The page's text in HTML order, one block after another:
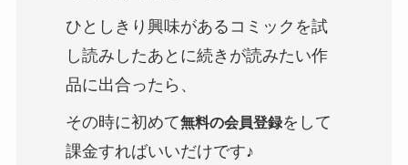
ひとしきり興味があるコミックを試
し読みしたあとに続きが読みたい作
品に出合ったら、
その時に初めて無料の会員登録をして
課金すればいいだけです♪